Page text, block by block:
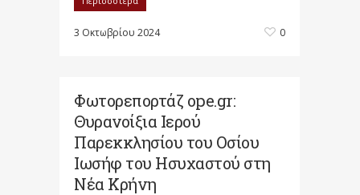
3 Οκτωβρίου 2024 0
Φωτορεπορτάζ ope.gr:
Θυρανοίξια Ιερού
Παρεκκλησίου του Οσίου
Ιωσήφ του Ησυχαστού στη
Νέα Κρήνη